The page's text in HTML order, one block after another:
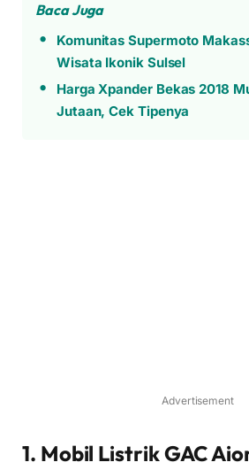
Baca Juga
Komunitas Supermoto
Wisata Ikonik Sulsel
Harga Xpander Bekas 2018
Jutaan, Cek Tipenya
Advertisement
1. Mobil Listrik GAC